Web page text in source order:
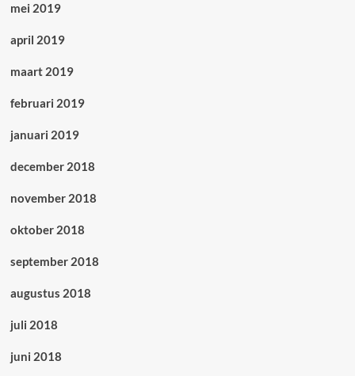
mei 2019
april 2019
maart 2019
februari 2019
januari 2019
december 2018
november 2018
oktober 2018
september 2018
augustus 2018
juli 2018
juni 2018